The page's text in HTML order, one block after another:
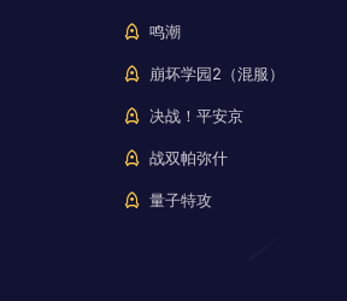
鸣潮
崩坏学园2（混服）
决战！平安京
战双帕弥什
量子特攻